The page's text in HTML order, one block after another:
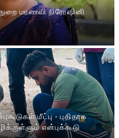
மாணவி நிரோஷினி
மீட்பு - புதிதாக
என்புக்கூடு